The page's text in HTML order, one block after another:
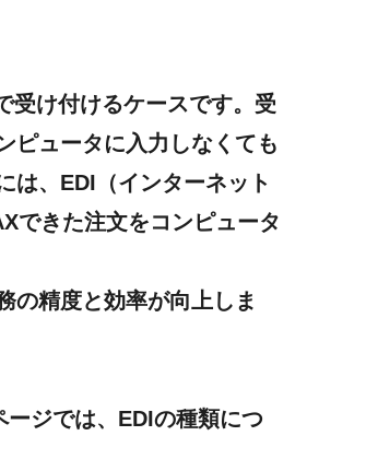
受け付けるケースです。受
ピュータに入力しなくても
は、EDI（インターネット
できた注文をコンピュータ
の精度と効率が向上しま
ジでは、EDIの種類につ